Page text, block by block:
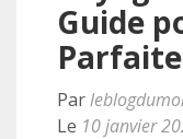
Guide
Parfaite
Par
Le 10 janvier